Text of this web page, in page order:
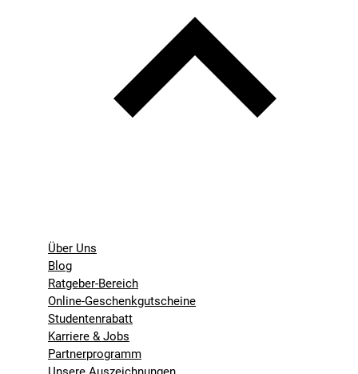
Über Uns
Blog
Ratgeber-Bereich
Online-Geschenkgutscheine
Studentenrabatt
Karriere & Jobs
Partnerprogramm